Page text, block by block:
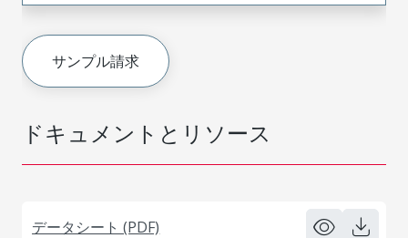
ドキュメントとリソース
データシート (PDF)
サンプル請求